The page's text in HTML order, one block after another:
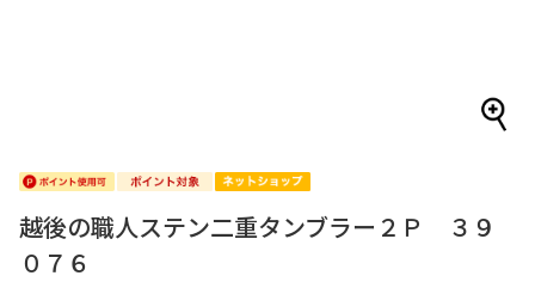
越後の職人ステン二重タンブラー２Ｐ ３９
０７６